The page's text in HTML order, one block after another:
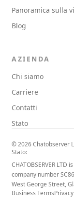
Panoramica sulla
Blog
AZIENDA
Chi siamo
Carriere
Contatti
Stato
© 2026 Chatobserver
Stato:
CHATOBSERVER
company number
West George Street,
Business Terms